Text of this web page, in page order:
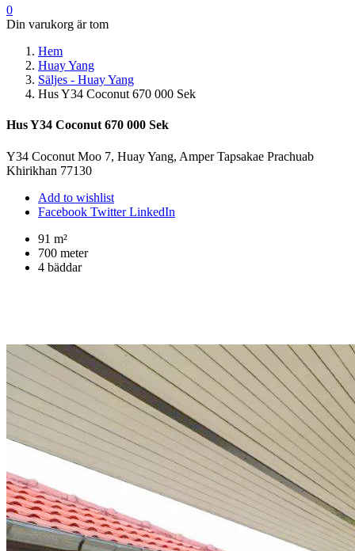
0
Din varukorg är tom
Hem
Huay Yang
Säljes - Huay Yang
Hus Y34 Coconut 670 000 Sek
Hus Y34 Coconut 670 000 Sek
Y34 Coconut Moo 7, Huay Yang, Amper Tapsakae Prachuab
Khirikhan 77130
Add to wishlist
Facebook TwitterLinkedIn
91 m²
700 meter
4 bäddar